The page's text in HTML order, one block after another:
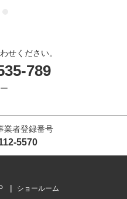
せください。
789
業者登録番号
5570
ショールーム